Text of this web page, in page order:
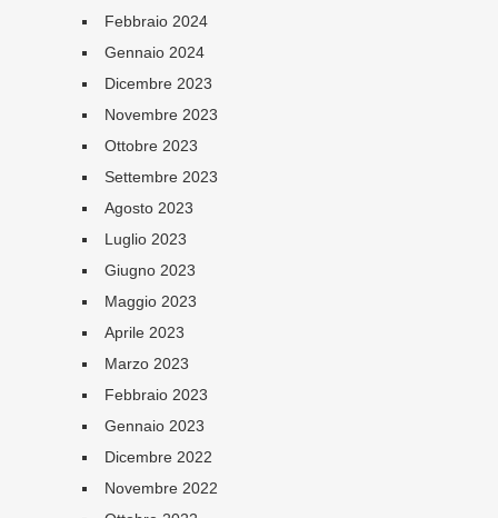
Febbraio 2024
Gennaio 2024
Dicembre 2023
Novembre 2023
Ottobre 2023
Settembre 2023
Agosto 2023
Luglio 2023
Giugno 2023
Maggio 2023
Aprile 2023
Marzo 2023
Febbraio 2023
Gennaio 2023
Dicembre 2022
Novembre 2022